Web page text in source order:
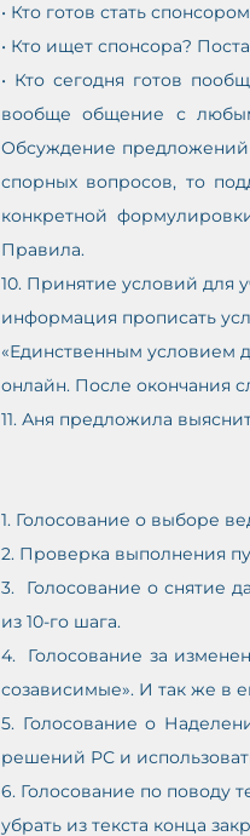
• Кто готов стать
• Кто ищет спонсора?
• Кто сегодня готов
вообще общение с
Обсуждение предложений
спорных вопросов, то
конкретной
Правила.
10. Принятие условий для
информация прописать
«Единственным условием
онлайн. После окончания
11. Аня предложила
1. Голосование о выборе
2. Проверка выполнения
3.  Голосование о снятие
из 10-го шага.
4.  Голосование за
созависимые». И так же в
5. Голосование о
решений РС и
6. Голосование по поводу
убрать из текста конца